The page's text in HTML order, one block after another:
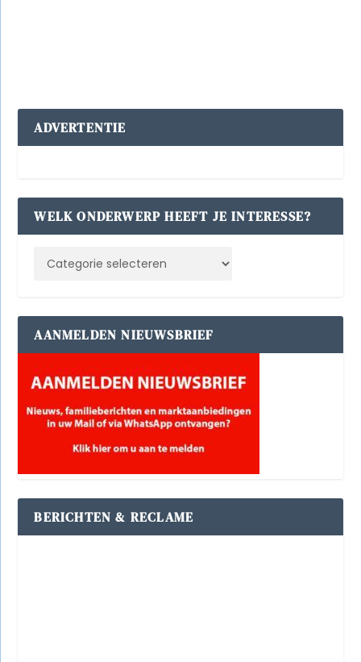
ADVERTENTIE
WELK ONDERWERP HEEFT JE INTERESSE?
AANMELDEN NIEUWSBRIEF
BERICHTEN & RECLAME